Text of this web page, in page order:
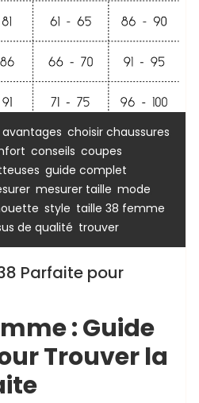
avantages choisir chaussures
conseils coupes
guide complet
mesurer taille mode
style taille 38 femme
de qualité trouver
Parfaite pour
: Guide
Trouver la